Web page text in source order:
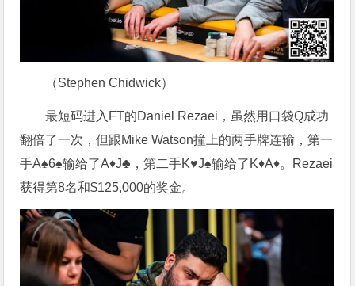
（Stephen Chidwick）
最短码进入FT的Daniel Rezaei，虽然用口袋Q成功
翻倍了一次，但跟Mike Watson撞上的两手牌连输，第一
手A♠6♠输给了A♦J♣，第二手K♥J♠输给了K♦A♦。Rezaei
获得第8名和$125,000的奖金。